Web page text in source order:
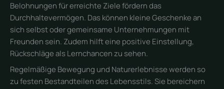
Belohnungen für erreichte Ziele fördern das
Durchhaltevermögen. Das können kleine Geschenke an
sich selbst oder gemeinsame Unternehmungen mit
Freunden sein. Zudem hilft eine positive Einstellung,
Rückschläge als Lernchancen zu sehen.
Regelmäßige Bewegung und Naturerlebnisse werden so
zu festen Bestandteilen des Lebensstils. Sie bereichern